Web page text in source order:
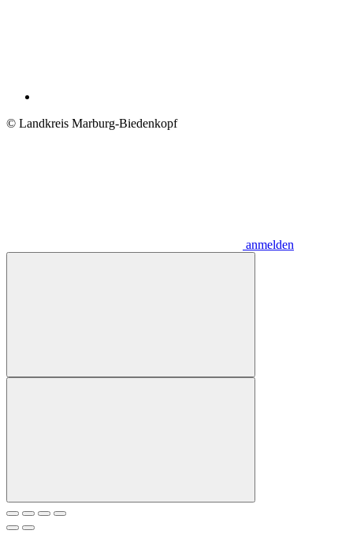
© Landkreis Marburg-Biedenkopf
anmelden